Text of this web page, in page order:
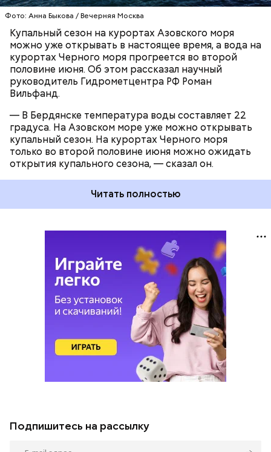
Фото: Анна Быкова / Вечерняя Москва
Купальный сезон на курортах Азовского моря
можно уже открывать в настоящее время, а вода на
курортах Черного моря прогреется во второй
половине июня. Об этом рассказал научный
руководитель Гидрометцентра РФ Роман
Вильфанд.
— В Бердянске температура воды составляет 22
градуса. На Азовском море уже можно открывать
купальный сезон. На курортах Черного моря
только во второй половине июня можно ожидать
открытия купального сезона, — сказал он.
Читать полностью
Подпишитесь на рассылку